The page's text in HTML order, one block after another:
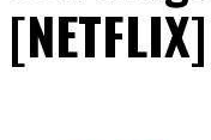
[NETFLIX]